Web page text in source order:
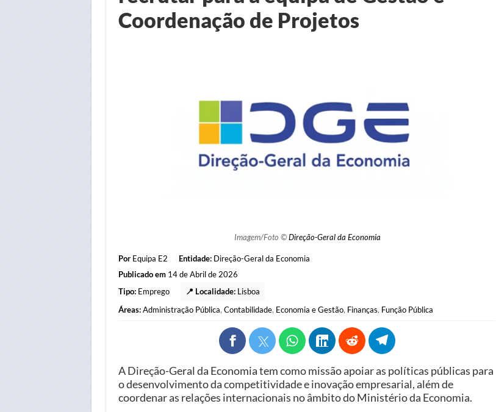
Coordenação de Projetos
Imagem/Foto ©Direção-Geral da Economia
Por Equipa E2 Entidade: Direção-Geral da Economia
Publicado em14 de Abril de 2026
Tipo: Emprego 📍 Localidade: Lisboa
Áreas: Administração Pública, Contabilidade, Economia e Gestão, Finanças, Função Pública
A Direção-Geral da Economia tem como missão apoiar as políticas públicas para
o desenvolvimento da competitividade e inovação empresarial, além de
coordenar as relações internacionais no âmbito do Ministério da Economia.